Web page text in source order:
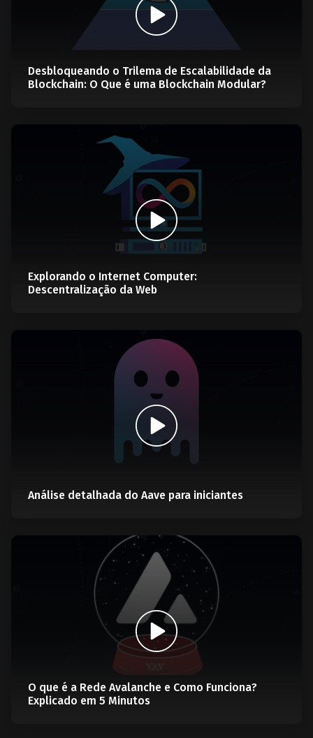
Desbloqueando o Trilema de Escalabilidade da
Blockchain: O Que é uma Blockchain Modular?
Explorando o Internet Computer:
Descentralização da Web
Análise detalhada do Aave para iniciantes
O que é a Rede Avalanche e Como Funciona?
Explicado em 5 Minutos